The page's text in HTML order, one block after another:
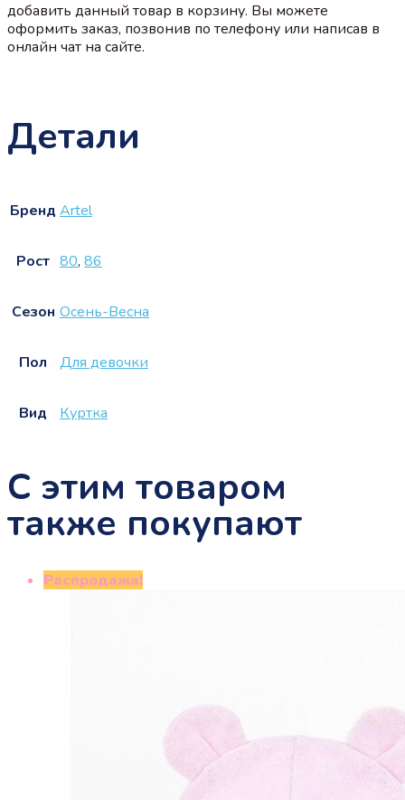
добавить данный товар в корзину. Вы можете
оформить заказ, позвонив по телефону или написав в
онлайн чат на сайте.
Детали
Бренд Artel
Рост 80, 86
Сезон Осень-Весна
Пол Для девочки
Вид Куртка
С этим товаром
также покупают
Распродажа!